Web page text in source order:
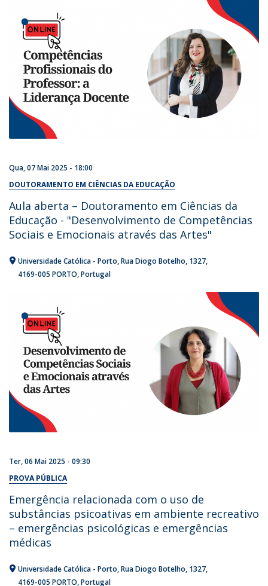
Qua, 07 Mai 2025 - 18:00
DOUTORAMENTO EM CIÊNCIAS DA EDUCAÇÃO
Aula aberta – Doutoramento em Ciências da
Educação - "Desenvolvimento de Competências
Sociais e Emocionais através das Artes"
Universidade Católica - Porto Rua Diogo Botelho, 1327
4169-005 PORTO Portugal
Ter, 06 Mai 2025 - 09:30
PROVA PÚBLICA
Emergência relacionada com o uso de
substâncias psicoativas em ambiente recreativo
– emergências psicológicas e emergências
médicas
Universidade Católica - Porto Rua Diogo Botelho, 1327
4169-005 PORTO Portugal